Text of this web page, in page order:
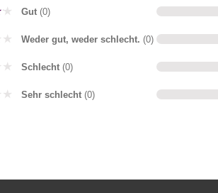
Gut (0)
Weder gut, weder schlecht. (0)
Schlecht (0)
Sehr schlecht (0)